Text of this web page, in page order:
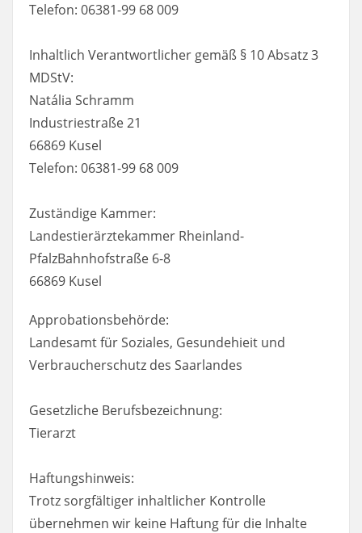
Telefon: 06381-99 68 009
Inhaltlich Verantwortlicher gemäß § 10 Absatz 3
MDStV:
Natália Schramm
Industriestraße 21
66869 Kusel
Telefon: 06381-99 68 009
Zuständige Kammer:
Landestierärztekammer Rheinland-
PfalzBahnhofstraße 6-8
66869 Kusel
Approbationsbehörde:
Landesamt für Soziales, Gesundehieit und
Verbraucherschutz des Saarlandes
Gesetzliche Berufsbezeichnung:
Tierarzt
Haftungshinweis:
Trotz sorgfältiger inhaltlicher Kontrolle
übernehmen wir keine Haftung für die Inhalte